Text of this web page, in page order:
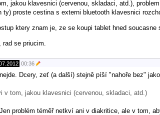
jakou klavesnici (cervenou, skladaci, atd.),
ty) proste cestina s externi bluetooth klavesnici
ktery znam je, ze se koupi tablet hned
se priucim.
00:36
Dcery, zeť (a další) stejně píší "nahoře bez"
v tom, jakou klavesnici (cervenou, skladaci, atd.)
problém téměř netkví ani v diakritice, ale v tom,